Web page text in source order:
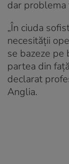
dar problema
„În ciuda
necesității
se bazeze pe
partea din
declarat
Anglia.